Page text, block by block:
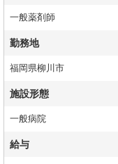
一般薬剤師
勤務地
福岡県柳川市
施設形態
一般病院
給与